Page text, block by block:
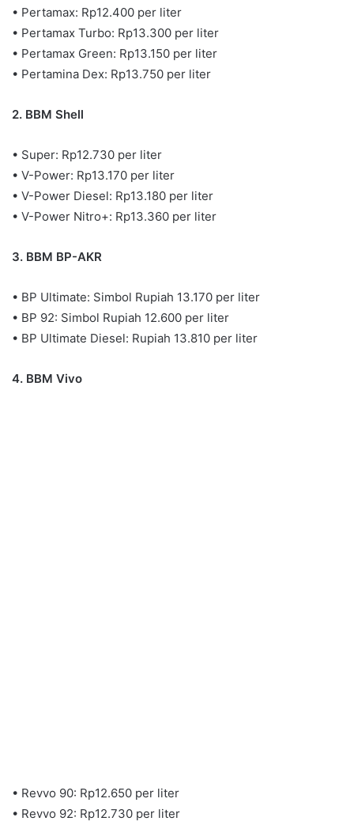
• Pertamax: Rp12.400 per liter
• Pertamax Turbo: Rp13.300 per liter
• Pertamax Green: Rp13.150 per liter
• Pertamina Dex: Rp13.750 per liter
2. BBM Shell
• Super: Rp12.730 per liter
• V-Power: Rp13.170 per liter
• V-Power Diesel: Rp13.180 per liter
• V-Power Nitro+: Rp13.360 per liter
3. BBM BP-AKR
• BP Ultimate: Simbol Rupiah 13.170 per liter
• BP 92: Simbol Rupiah 12.600 per liter
• BP Ultimate Diesel: Rupiah 13.810 per liter
4. BBM Vivo
• Revvo 90: Rp12.650 per liter
• Revvo 92: Rp12.730 per liter